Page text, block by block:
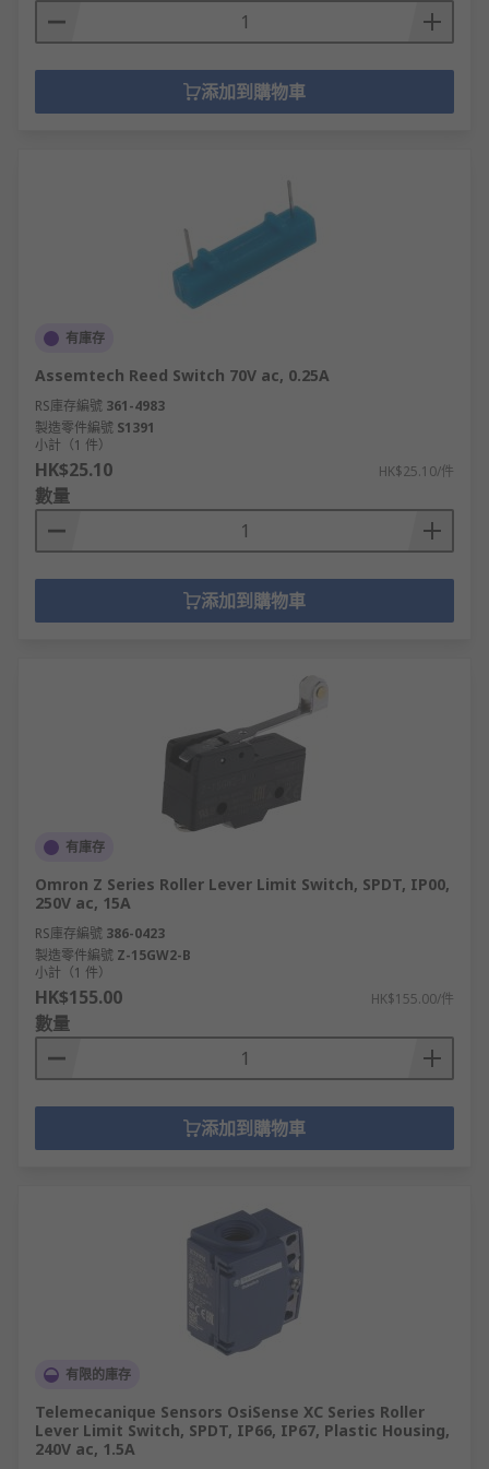
添加到購物車
有庫存
Assemtech Reed Switch 70V ac, 0.25A
RS庫存編號 361-4983
製造零件編號 S1391
小計（1 件）
HK$25.10 HK$25.10/件
數量
添加到購物車
有庫存
Omron Z Series Roller Lever Limit Switch, SPDT, IP00,
250V ac, 15A
RS庫存編號 386-0423
製造零件編號 Z-15GW2-B
小計（1 件）
HK$155.00 HK$155.00/件
數量
添加到購物車
有限的庫存
Telemecanique Sensors OsiSense XC Series Roller
Lever Limit Switch, SPDT, IP66, IP67, Plastic Housing,
240V ac, 1.5A